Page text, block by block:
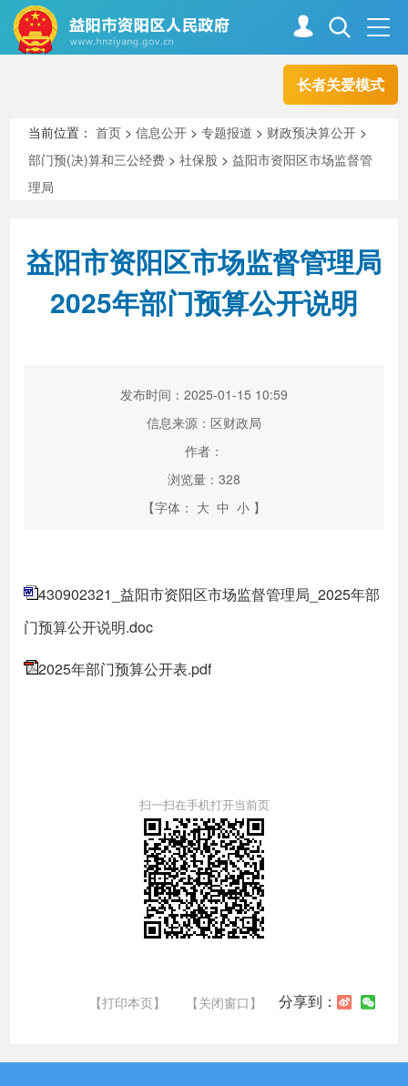
长者关爱模式
走进资阳
新闻中心 解读回应
互动交流
高效办成一件事
当前位置：首页 >信息公开 >专题报道 > 财政预决算公开 >
部门预(决)算和三公经费 >社保股 >益阳市资阳区市场监督管
理局
益阳市资阳区市场监督管理局
2025年部门预算公开说明
发布时间：2025-01-15 10:59
信息来源：区财政局
作者：
浏览量： 328
【字体： 大 中 小 】
430902321_益阳市资阳区市场监督管理局_2025年部
门预算公开说明.doc
2025年部门预算公开表.pdf
扫一扫在手机打开当前页
【打印本页】 【关闭窗口】 分享到：